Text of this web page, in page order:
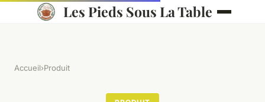
Les Pieds Sous La Table
Accueil›Produit